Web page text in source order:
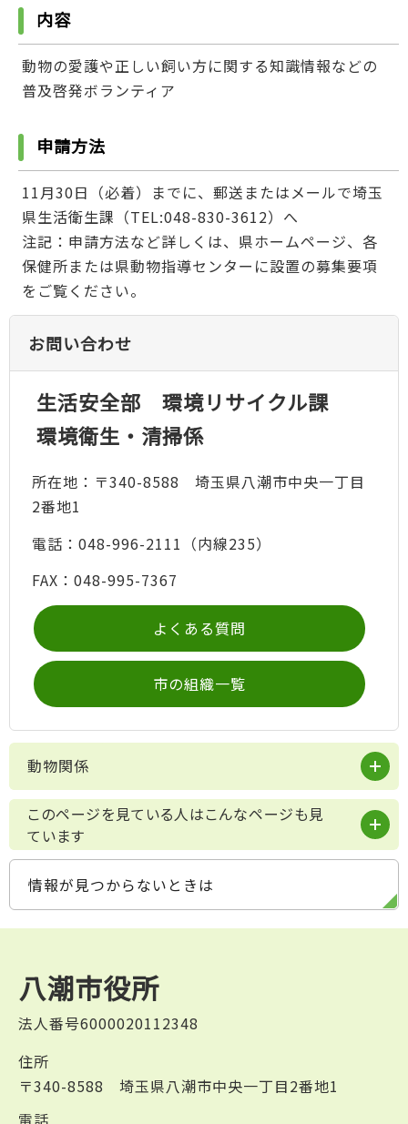
内容
動物の愛護や正しい飼い方に関する知識情報などの
普及啓発ボランティア
申請方法
11月30日（必着）までに、郵送またはメールで埼玉
県生活衛生課（TEL:048-830-3612）へ
注記：申請方法など詳しくは、県ホームページ、各
保健所または県動物指導センターに設置の募集要項
をご覧ください。
お問い合わせ
生活安全部 環境リサイクル課
環境衛生・清掃係
所在地：〒340-8588 埼玉県八潮市中央一丁目
2番地1
電話：048-996-2111（内線235）
FAX：048-995-7367
よくある質問
市の組織一覧
動物関係
このページを見ている人はこんなページも見
ています
情報が見つからないときは
八潮市役所
法人番号6000020112348
住所
〒340-8588 埼玉県八潮市中央一丁目2番地1